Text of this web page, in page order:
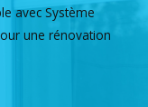
avec Système
une rénovation